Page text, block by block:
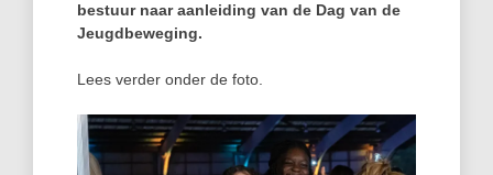
bestuur naar aanleiding van de Dag van de
Jeugdbeweging.
Lees verder onder de foto.